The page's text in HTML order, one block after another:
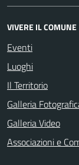
VIVERE IL COMUNE
Eventi
Luoghi
Il Territorio
Galleria
Galleria Video
Associazioni e